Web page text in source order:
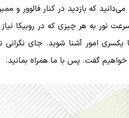
که بازدید در کنار فالوور و
نور به هر چیزی که در روبیکا
امور آشنا شوید. جای
خواهیم گفت. پس با ما همراه بمانید.